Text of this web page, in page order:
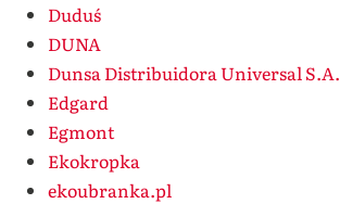
Duduś
DUNA
Dunsa Distribuidora Universal S.A.
Edgard
Egmont
Ekokropka
ekoubranka.pl